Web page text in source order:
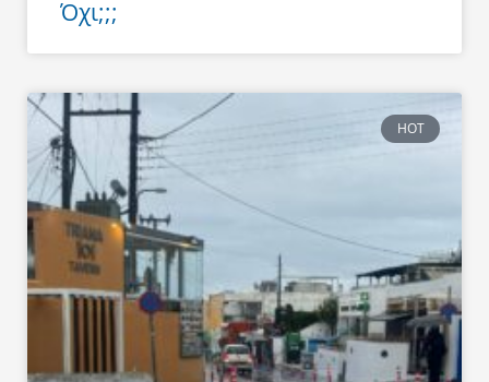
Όχι;;;
HOT